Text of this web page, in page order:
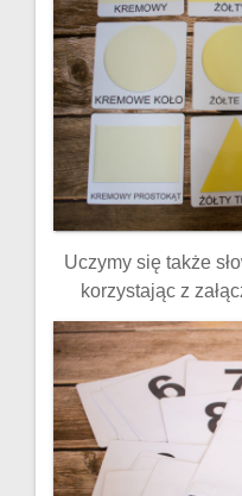
Uczymy się także
korzystając z